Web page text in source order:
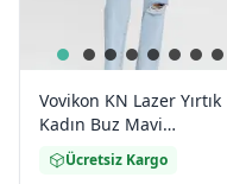
Vovikon KN Lazer Yırtık
Kadın Buz Mavi
Boyfriend Bol Paça Jean
Pantolon
Ücretsiz Kargo